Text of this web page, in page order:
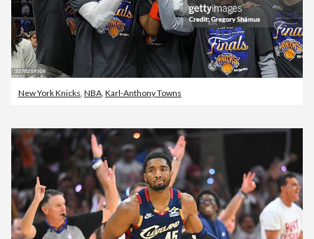
New York Knicks NBA Karl-Anthony Towns